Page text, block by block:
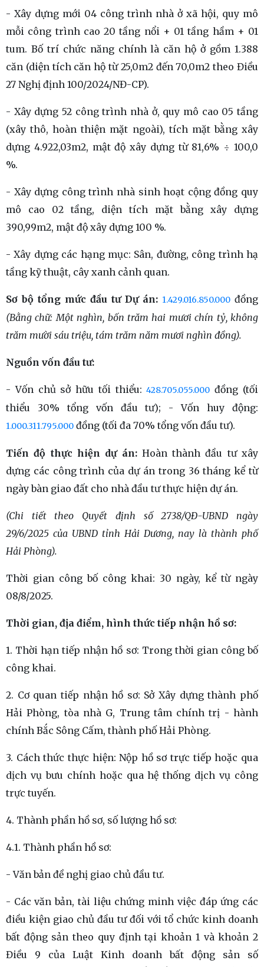
- Xây dựng mới 04 công trình nhà ở xã hội, quy mô
mỗi công trình cao 20 tầng nổi + 01 tầng hầm + 01
tum. Bố trí chức năng chính là căn hộ ở gồm 1.388
căn (diện tích căn hộ từ 25,0m2 đến 70,0m2 theo Điều
27 Nghị định 100/2024/NĐ-CP).
- Xây dựng 52 công trình nhà ở, quy mô cao 05 tầng
(xây thô, hoàn thiện mặt ngoài), tích mặt bằng xây
dựng 4.922,03m2, mật độ xây dựng từ 81,6% ÷ 100,0
%.
- Xây dựng công trình nhà sinh hoạt cộng đồng quy
mô cao 02 tầng, diện tích mặt bằng xây dựng
390,99m2, mật độ xây dựng 100 %.
- Xây dựng các hạng mục: Sân, đường, công trình hạ
tầng kỹ thuật, cây xanh cảnh quan.
Sơ bộ tổng mức đầu tư Dự án: 1.429.016.850.000 đồng
(Bằng chữ: Một nghìn, bốn trăm hai mươi chín tỷ, không
trăm mười sáu triệu, tám trăm năm mươi nghìn đồng).
Nguồn vốn đầu tư:
- Vốn chủ sở hữu tối thiểu:428.705.055.000 đồng (tối
thiểu 30% tổng vốn đầu tư); - Vốn huy động:
1.000.311.795.000 đồng (tối đa 70% tổng vốn đầu tư).
Tiến độ thực hiện dự án:Hoàn thành đầu tư xây
dựng các công trình của dự án trong 36 tháng kể từ
ngày bàn giao đất cho nhà đầu tư thực hiện dự án.
(Chi tiết theo Quyết định số 2738/QĐ-UBND ngày
29/6/2025 của UBND tỉnh Hải Dương, nay là thành phố
Hải Phòng).
Thời gian công bố công khai: 30 ngày, kể từ ngày
08/8/2025.
Thời gian, địa điểm, hình thức tiếp nhận hồ sơ:
1. Thời hạn tiếp nhận hồ sơ: Trong thời gian công bố
công khai.
2. Cơ quan tiếp nhận hồ sơ: Sở Xây dựng thành phố
Hải Phòng, tòa nhà G, Trung tâm chính trị - hành
chính Bắc Sông Cấm, thành phố Hải Phòng.
3. Cách thức thực hiện: Nộp hồ sơ trực tiếp hoặc qua
dịch vụ bưu chính hoặc qua hệ thống dịch vụ công
trực tuyến.
4. Thành phần hồ sơ, số lượng hồ sơ:
4.1. Thành phần hồ sơ:
- Văn bản đề nghị giao chủ đầu tư.
- Các văn bản, tài liệu chứng minh việc đáp ứng các
điều kiện giao chủ đầu tư đối với tổ chức kinh doanh
bất động sản theo quy định tại khoản 1 và khoản 2
Điều 9 của Luật Kinh doanh bất động sản số